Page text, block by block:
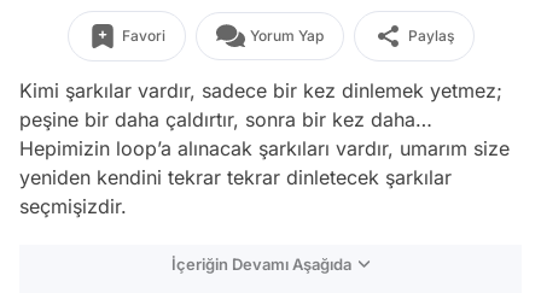
Favori Yorum Yap Paylaş
Kimi şarkılar vardır, sadece bir kez dinlemek yetmez;
peşine bir daha çaldırtır, sonra bir kez daha…
Hepimizin loop’a alınacak şarkıları vardır, umarım size
yeniden kendini tekrar tekrar dinletecek şarkılar
seçmişizdir.
İçeriğin Devamı Aşağıda